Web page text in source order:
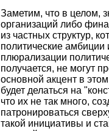
Заметим, что в целом,
организаций либо
из частных структур,
политические
плюрализации
получается, не могут
основной акцент в
будет делаться на
что их не так много,
патронироваться
такой инициативы и